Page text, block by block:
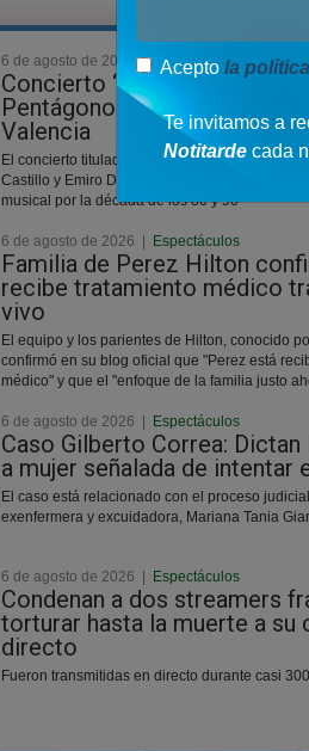
6 de agosto de 2026| Espectáculos
Concierto “Lo mejor de
Pentágono y Aditus” tiene
Valencia
El concierto titulado “3 Voces, 3 historias” con
Castillo y Emiro Delgado promete un repertorio
musical por la década de los 80 y 90
6 de agosto de 2026 | Espectáculos
Familia de Perez Hilton
recibe tratamiento médico
vivo
El equipo y los parientes de Hilton, conocido
confirmó en su blog oficial que "Perez está
médico" y que el "enfoque de la familia justo
6 de agosto de 2026 | Espectáculos
Caso Gilberto Correa:
a mujer señalada de intentar
El caso está relacionado con el proceso
exenfermera y excuidadora, Mariana Tania
6 de agosto de 2026 Espectáculos
Condenan a dos streamers
torturar hasta la muerte a su
directo
Fueron transmitidas en directo durante casi
Acepto la
Te invitamos a
Notitarde cada